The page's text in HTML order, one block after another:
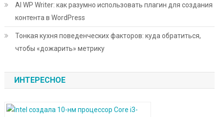
AI WP Writer: как разумно использовать плагин для создания
контента в WordPress
Тонкая кухня поведенческих факторов: куда обратиться,
чтобы «дожарить» метрику
ИНТЕРЕСНОЕ